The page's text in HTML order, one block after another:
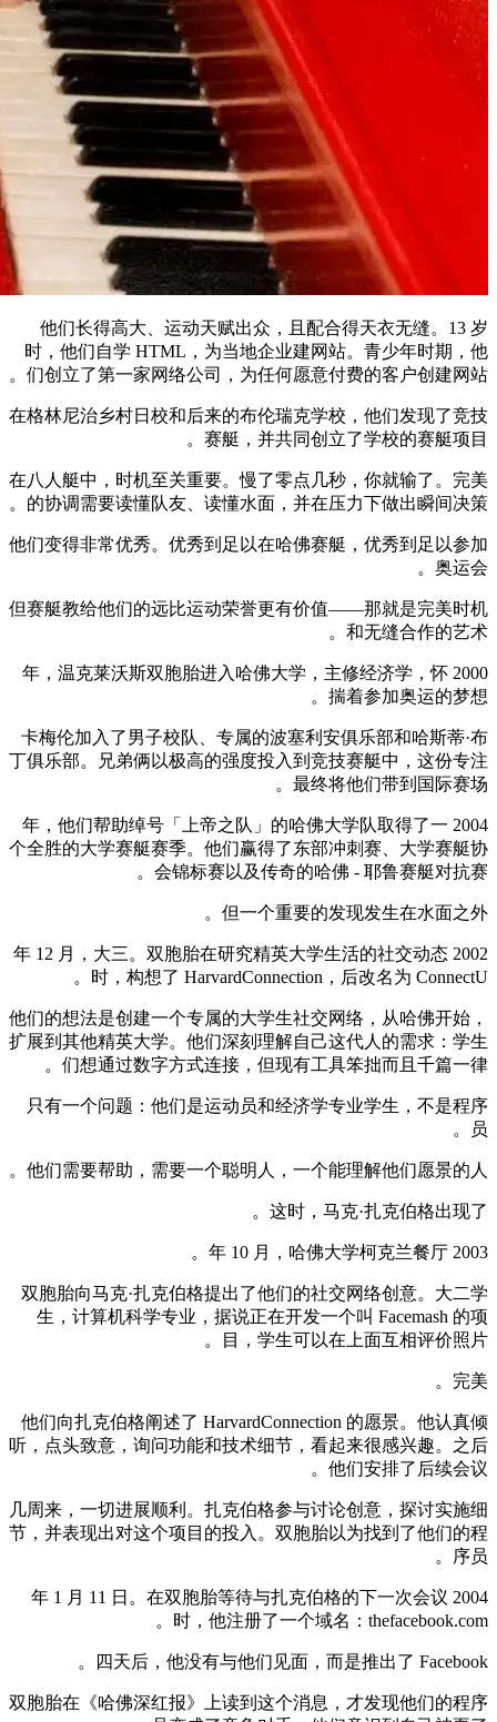
他们长得高大、运动天赋出众，且配合得天衣无缝。13 岁
时，他们自学 HTML，为当地企业建网站。青少年时期，他
们创立了第一家网络公司，为任何愿意付费的客户创建网站。
在格林尼治乡村日校和后来的布伦瑞克学校，他们发现了竞技
赛艇，并共同创立了学校的赛艇项目。
在八人艇中，时机至关重要。慢了零点几秒，你就输了。完美
的协调需要读懂队友、读懂水面，并在压力下做出瞬间决策。
他们变得非常优秀。优秀到足以在哈佛赛艇，优秀到足以参加
奥运会。
但赛艇教给他们的远比运动荣誉更有价值——那就是完美时机
和无缝合作的艺术。
2000 年，温克莱沃斯双胞胎进入哈佛大学，主修经济学，怀
揣着参加奥运的梦想。
卡梅伦加入了男子校队、专属的波塞利安俱乐部和哈斯蒂·布
丁俱乐部。兄弟俩以极高的强度投入到竞技赛艇中，这份专注
最终将他们带到国际赛场。
2004 年，他们帮助绰号「上帝之队」的哈佛大学队取得了一
个全胜的大学赛艇赛季。他们赢得了东部冲刺赛、大学赛艇协
会锦标赛以及传奇的哈佛 - 耶鲁赛艇对抗赛。
但一个重要的发现发生在水面之外。
2002 年 12 月，大三。双胞胎在研究精英大学生活的社交动态
时，构想了 HarvardConnection，后改名为 ConnectU。
他们的想法是创建一个专属的大学生社交网络，从哈佛开始，
扩展到其他精英大学。他们深刻理解自己这代人的需求：学生
们想通过数字方式连接，但现有工具笨拙而且千篇一律。
只有一个问题：他们是运动员和经济学专业学生，不是程序
员。
他们需要帮助，需要一个聪明人，一个能理解他们愿景的人。
这时，马克·扎克伯格出现了。
2003 年 10 月，哈佛大学柯克兰餐厅。
双胞胎向马克·扎克伯格提出了他们的社交网络创意。大二学
生，计算机科学专业，据说正在开发一个叫 Facemash 的项
目，学生可以在上面互相评价照片。
完美。
他们向扎克伯格阐述了 HarvardConnection 的愿景。他认真倾
听，点头致意，询问功能和技术细节，看起来很感兴趣。之后
他们安排了后续会议。
几周来，一切进展顺利。扎克伯格参与讨论创意，探讨实施细
节，并表现出对这个项目的投入。双胞胎以为找到了他们的程
序员。
2004 年 1 月 11 日。在双胞胎等待与扎克伯格的下一次会议
时，他注册了一个域名：thefacebook.com。
四天后，他没有与他们见面，而是推出了 Facebook。
双胞胎在《哈佛深红报》上读到这个消息，才发现他们的程序